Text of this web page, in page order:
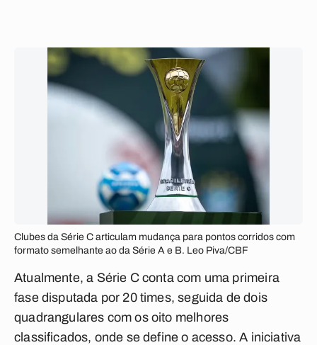
Clubes da Série C articulam mudança para pontos corridos com
formato semelhante ao da Série A e B. Leo Piva/CBF
Atualmente, a Série C conta com uma primeira
fase disputada por 20 times, seguida de dois
quadrangulares com os oito melhores
classificados, onde se define o acesso. A iniciativa